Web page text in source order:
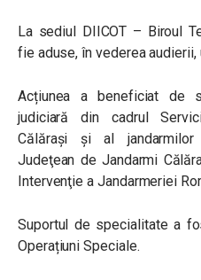
La sediul DIICOT – Biroul
fie aduse, în vederea
Acțiunea a beneficiat de
judiciară din cadrul
Călărași și al
Judeţean de Jandarmi
Intervenţie a Jandarmeriei
Suportul de specialitate a
Operațiuni Speciale.